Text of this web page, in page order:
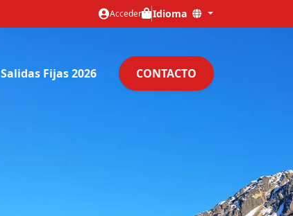
Acceder Idioma
Salidas Fijas 2026 CONTACTO